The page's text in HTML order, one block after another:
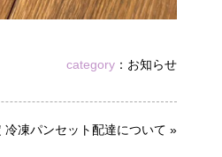
category ： お知らせ
冷凍パンセット配達について »